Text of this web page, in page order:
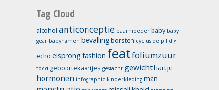
Tag Cloud
alcohol anticonceptie baarmoeder baby baby
gear babynamen bevalling borsten cyclus de pil diy
echo eisprong fashion featfoliumzuur
food geboortekaartjes geslacht gewichthartje
hormonen infographic kinderkleding man